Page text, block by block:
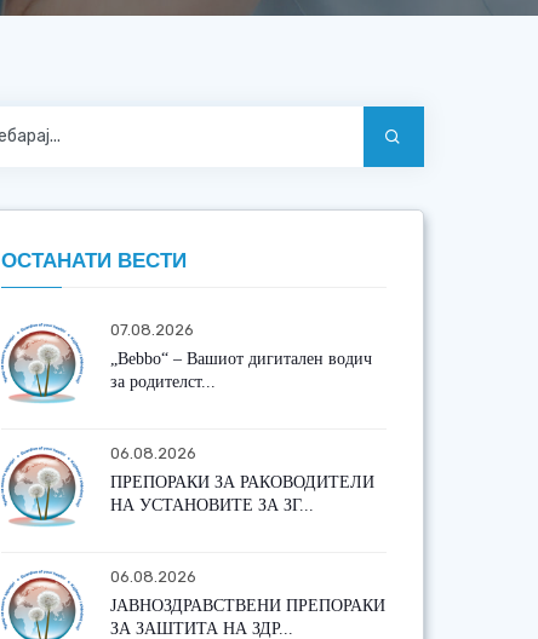
ОСТАНАТИ ВЕСТИ
07.08.2026
„Bebbo“ – Вашиот дигитален водич
за родителст...
06.08.2026
ПРЕПОРАКИ ЗА РАКОВОДИТЕЛИ
НА УСТАНОВИТЕ ЗА ЗГ...
06.08.2026
ЈАВНОЗДРАВСТВЕНИ ПРЕПОРАКИ
ЗА ЗАШТИТА НА ЗДР...